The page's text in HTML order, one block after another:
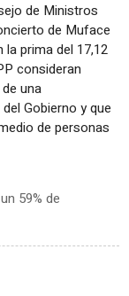
de Ministros
de Muface
prima del 17,12
consideran
una
Gobierno y que
de personas
59% de